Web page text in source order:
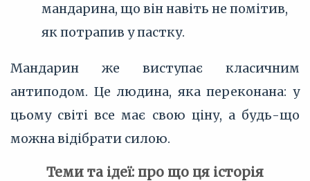
мандарина, що він навіть не помітив,
як потрапив у пастку.
Мандарин же виступає класичним
антиподом. Це людина, яка переконана: у
цьому світі все має свою ціну, а будь-що
можна відібрати силою.
Теми та ідеї: про що ця історія